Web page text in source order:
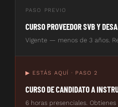
PASO PREVIO
CURSO PROVEEDOR SVB Y DESA
Vigente — menos de 3 años.
▶ ESTÁS AQUÍ · PASO 2
CURSO DE CANDIDATO A
6 horas presenciales.